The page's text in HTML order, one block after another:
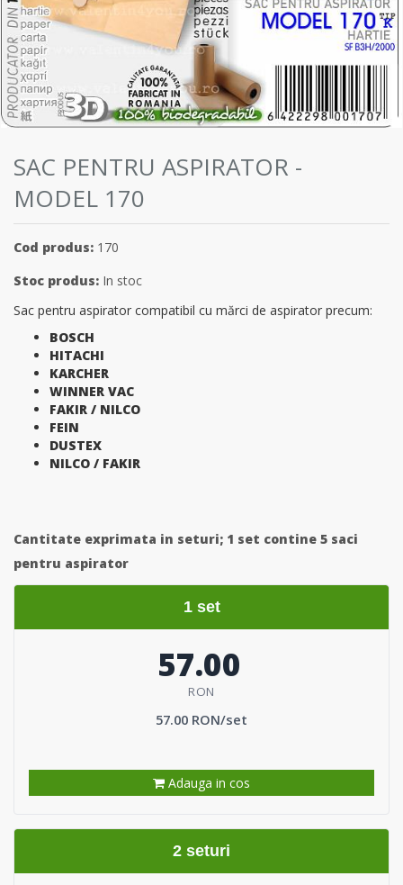
SAC PENTRU ASPIRATOR -
MODEL 170
Cod produs: 170
Stoc produs: In stoc
Sac pentru aspirator compatibil cu mărci de aspirator precum:
BOSCH
HITACHI
KARCHER
WINNER VAC
FAKIR / NILCO
FEIN
DUSTEX
NILCO / FAKIR
Cantitate exprimata in seturi; 1 set contine 5 saci
pentru aspirator
1 set
57.00
RON
57.00 RON/set
Adauga in cos
2 seturi